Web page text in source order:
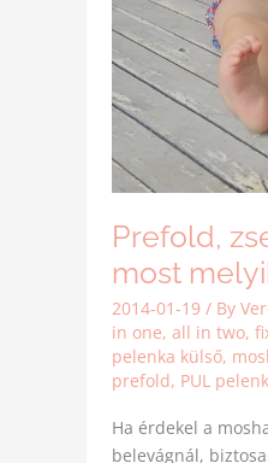
Prefold,
most
2014-01-19 / By
in one, all in two,
pelenka külső,
prefold, PUL
Ha érdekel a
belevágnál,